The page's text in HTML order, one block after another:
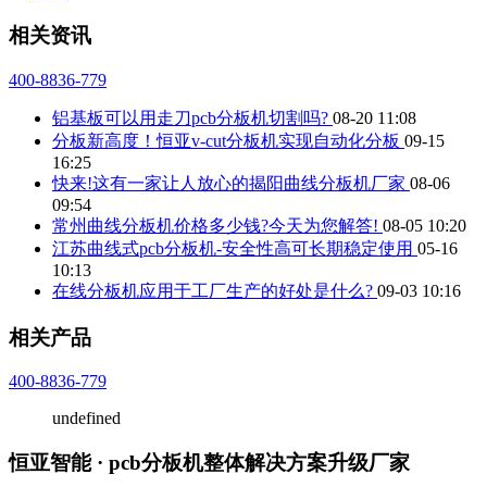
相关资讯
400-8836-779
铝基板可以用走刀pcb分板机切割吗? 08-20 11:08
分板新高度！恒亚v-cut分板机实现自动化分板 09-15
16:25
快来!这有一家让人放心的揭阳曲线分板机厂家 08-06
09:54
常州曲线分板机价格多少钱?今天为您解答! 08-05 10:20
江苏曲线式pcb分板机-安全性高可长期稳定使用 05-16
10:13
在线分板机应用于工厂生产的好处是什么? 09-03 10:16
相关产品
400-8836-779
undefined
恒亚智能 · pcb分板机整体解决方案升级厂家